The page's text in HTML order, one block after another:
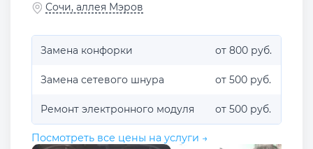
Сочи, аллея Мэров
Замена конфорки от 800 руб.
Замена сетевого шнура от 500 руб.
Ремонт электронного модуля от 500 руб.
Посмотреть все цены на услуги →